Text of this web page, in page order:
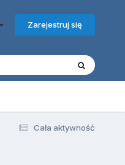
Zarejestruj się
Cała aktywność